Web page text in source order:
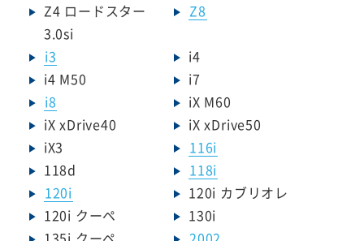
Z4 ロードスター
3.0si
Z8
i3
i4
i4 M50
i7
i8
iX M60
iX xDrive40
iX xDrive50
iX3
116i
118d
118i
120i
120i カブリオレ
120i クーペ
130i